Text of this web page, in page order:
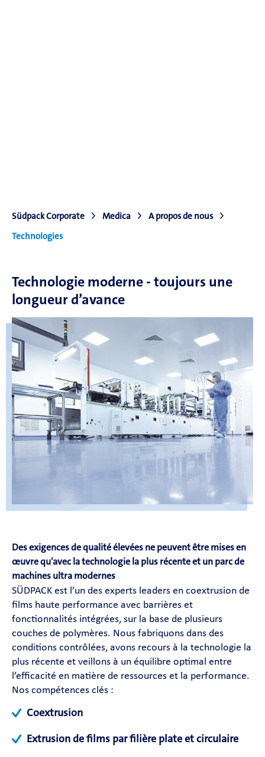
Südpack Corporate Medica
A propos de nous
Technologies
Technologie moderne - toujours une
longueur d’avance
Des exigences de qualité élevées ne peuvent être mises en
œuvre qu’avec la technologie la plus récente et un parc de
machines ultra modernes
SÜDPACK est l’un des experts leaders en coextrusion de
films haute performance avec barrières et
fonctionnalités intégrées, sur la base de plusieurs
couches de polymères. Nous fabriquons dans des
conditions contrôlées, avons recours à la technologie la
plus récente et veillons à un équilibre optimal entre
l’efficacité en matière de ressources et la performance.
Nos compétences clés :
Coextrusion
Extrusion de films par filière plate et circulaire